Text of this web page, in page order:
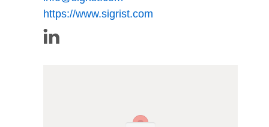
Messumfang (0 – 500 EBC)
https://www.sigrist.com